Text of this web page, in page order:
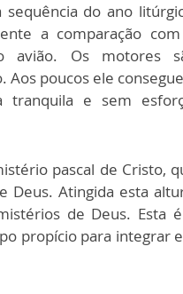
sequência do ano
a comparação
avião. Os motores
Aos poucos ele
tranquila e sem
pascal de Cristo,
Deus. Atingida esta
de Deus. Esta
propício para integrar